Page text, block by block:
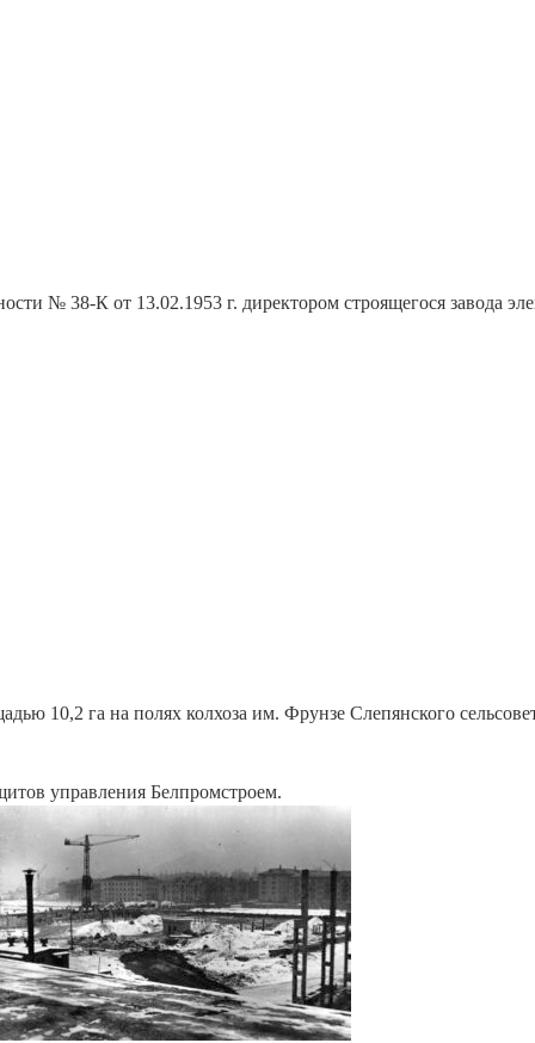
№ 38-К от 13.02.1953 г. директором строящегося завода
10,2 га на полях колхоза им. Фрунзе Слепянского
управления Белпромстроем.